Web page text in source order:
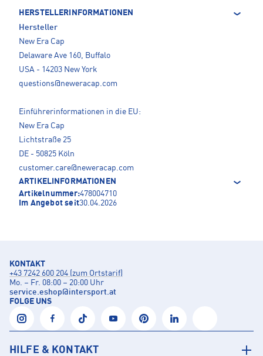
HERSTELLERINFORMATIONEN
Hersteller
New Era Cap
Delaware Ave 160, Buffalo
USA - 14203 New York
questions@neweracap.com
Einführerinformationen in die EU:
New Era Cap
Lichtstraße 25
DE - 50825 Köln
customer.care@neweracap.com
ARTIKELINFORMATIONEN
Artikelnummer:478004710
Im Angebot seit30.04.2026
KONTAKT
+43 7242 600 204 (zum Ortstarif)
Mo. – Fr. 08:00 – 20:00 Uhr
service.eshop@intersport.at
FOLGE UNS
HILFE & KONTAKT